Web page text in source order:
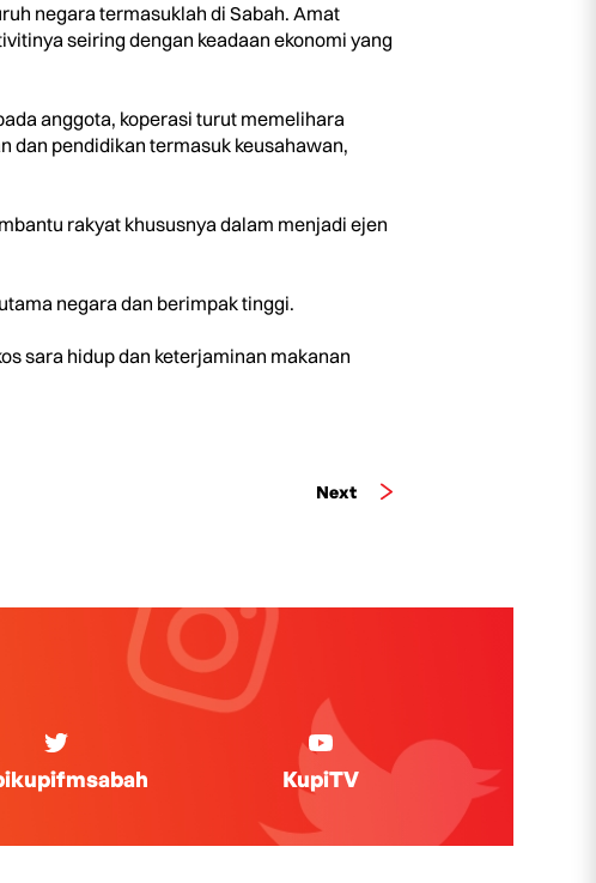
negara termasuklah di Sabah. Amat
seiring dengan keadaan ekonomi yang
anggota, koperasi turut memelihara
dan pendidikan termasuk keusahawan,
rakyat khususnya dalam menjadi ejen
negara dan berimpak tinggi.
sara hidup dan keterjaminan makanan
Next
KupiTV